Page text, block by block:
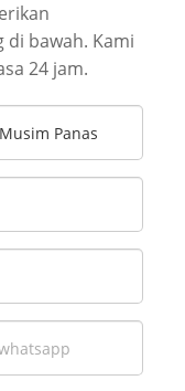
bawah. Kami
24 jam.